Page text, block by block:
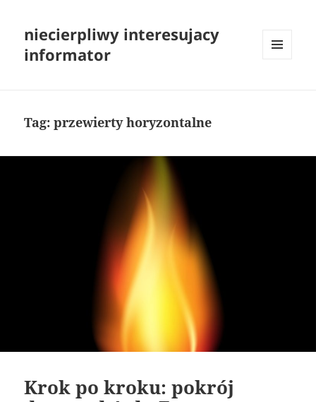
niecierpliwy interesujacy
informator
Tag:przewierty horyzontalne
Krok po kroku: pokrój